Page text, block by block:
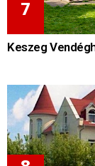
Keszeg